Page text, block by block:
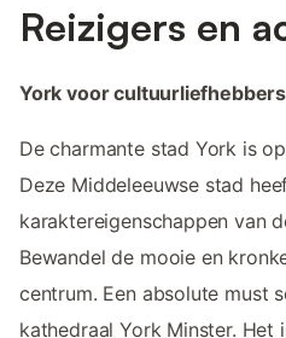
Reizigers en
York voor cultuurliefhebbers
De charmante stad York is
Deze Middeleeuwse stad
karaktereigenschappen van
Bewandel de mooie en
centrum. Een absolute must
kathedraal York Minster. Het